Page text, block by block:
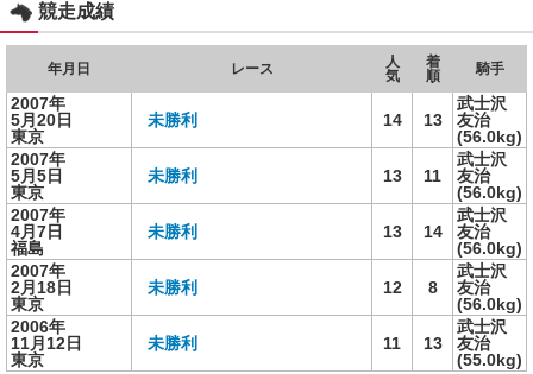
競走成績
年月日 レース
人
気
着
順
騎手
2007年
5月20日
東京
未勝利 14 13
武士沢
友治
(56.0kg)
2007年
5月5日
東京
未勝利 13 11
武士沢
友治
(56.0kg)
2007年
4月7日
福島
未勝利 13 14
武士沢
友治
(56.0kg)
2007年
2月18日
東京
未勝利 12 8
武士沢
友治
(56.0kg)
2006年
11月12日
東京
未勝利 11 13
武士沢
友治
(55.0kg)